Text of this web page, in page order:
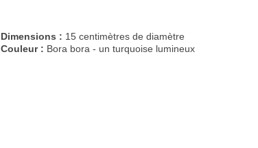
Dimensions : 15 centimètres de diamètre
Couleur : Bora bora - un turquoise lumineux